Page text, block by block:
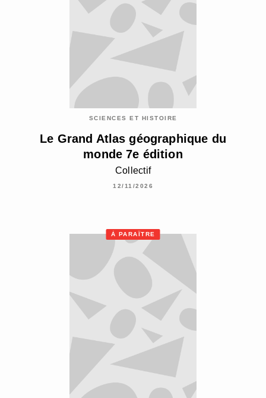
SCIENCES ET HISTOIRE
Le Grand Atlas géographique du
monde 7e édition
Collectif
12/11/2026
À PARAÎTRE